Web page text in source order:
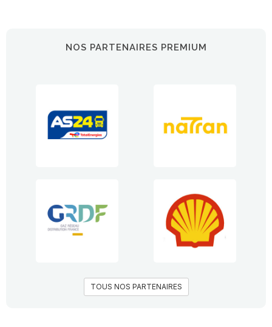
NOS PARTENAIRES PREMIUM
TOUS NOS PARTENAIRES